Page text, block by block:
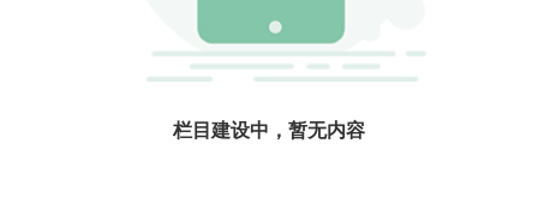
栏目建设中，暂无内容